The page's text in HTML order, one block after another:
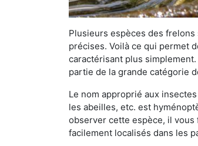
Plusieurs espèces des
précises. Voilà ce qui permet
caractérisant plus
partie de la grande catégorie
Le nom approprié aux
les abeilles, etc. est
observer cette espèce, il
facilement localisés dans les